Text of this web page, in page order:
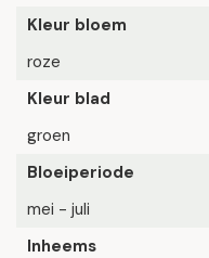
Kleur bloem
roze
Kleur blad
groen
Bloeiperiode
mei - juli
Inheems